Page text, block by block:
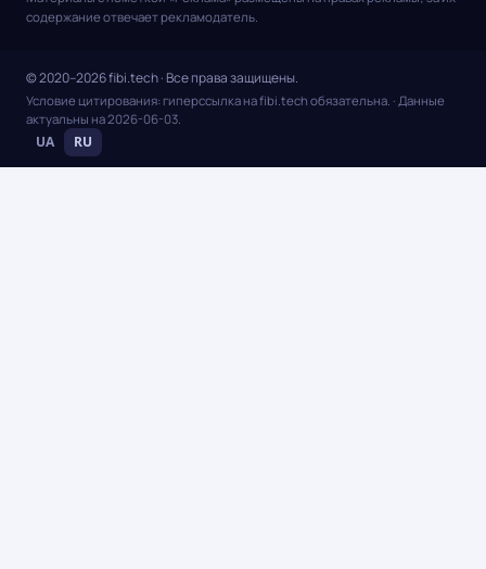
содержание отвечает рекламодатель.
© 2020–2026 fibi.tech · Все права защищены.
Условие цитирования: гиперссылка на fibi.tech обязательна. · Данные
актуальны на2026-06-03.
UA RU